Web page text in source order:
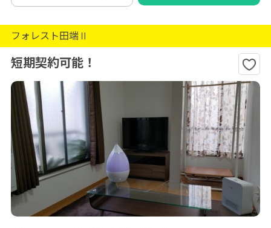
フォレスト田端Ⅱ
短期契約可能！